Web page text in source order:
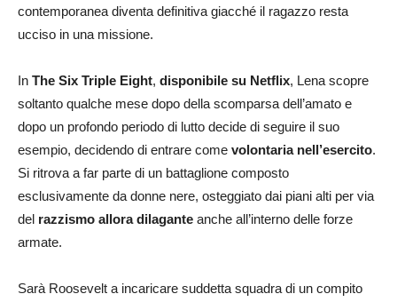
contemporanea diventa definitiva giacché il ragazzo resta
ucciso in una missione.
In The Six Triple Eight, disponibile su Netflix, Lena scopre
soltanto qualche mese dopo della scomparsa dell’amato e
dopo un profondo periodo di lutto decide di seguire il suo
esempio, decidendo di entrare come volontaria nell’esercito.
Si ritrova a far parte di un battaglione composto
esclusivamente da donne nere, osteggiato dai piani alti per via
del razzismo allora dilagante anche all’interno delle forze
armate.
Sarà Roosevelt a incaricare suddetta squadra di un compito